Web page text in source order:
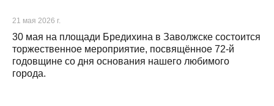
21 мая 2026 г.
30 мая на площади Бредихина в Заволжске состоится
торжественное мероприятие, посвящённое 72-й
годовщине со дня основания нашего любимого
города.